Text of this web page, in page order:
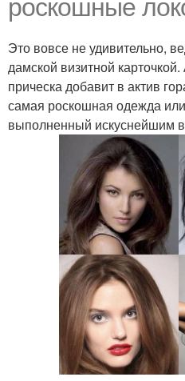
роскошные
Это вовсе не удивительно,
дамской визитной
прическа добавит в актив
самая роскошная одежда
выполненный искуснейшим